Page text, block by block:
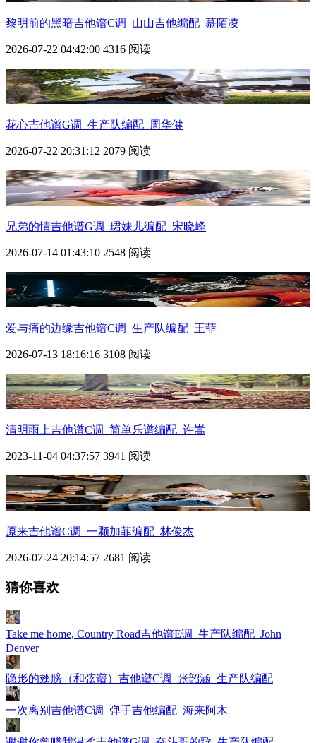
黎明前的黑暗吉他谱C调_山山吉他编配_慕陌凌
2026-07-22 04:42:00 4316 阅读
花心吉他谱G调_生产队编配_周华健
2026-07-22 20:31:12 2079 阅读
兄弟的情吉他谱G调_珺妹儿编配_宋晓峰
2026-07-14 01:43:10 2548 阅读
爱与痛的边缘吉他谱C调_生产队编配_王菲
2026-07-13 18:16:16 3108 阅读
清明雨上吉他谱C调_简单乐谱编配_许嵩
2023-11-04 04:37:57 3941 阅读
原来吉他谱C调_一颗加菲编配_林俊杰
2026-07-24 20:14:57 2681 阅读
猜你喜欢
Take me home, Country Road吉他谱E调_生产队编配_John
Denver
隐形的翅膀（和弦谱）吉他谱C调_张韶涵_生产队编配
一次离别吉他谱C调_弹手吉他编配_海来阿木